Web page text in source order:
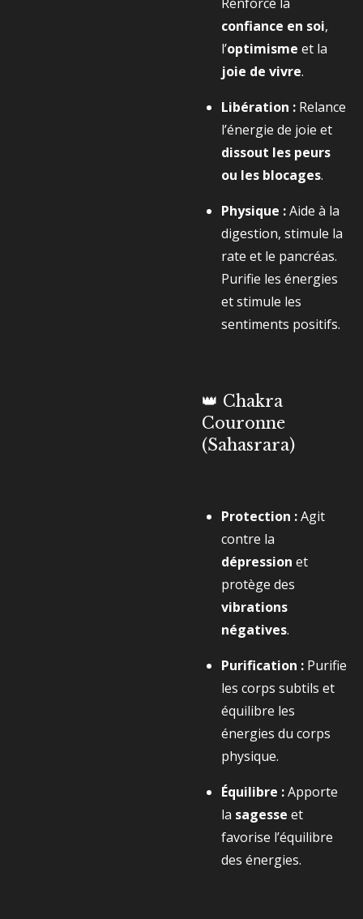
confiance en soi,
l’optimisme et la
joie de vivre.
Libération : Relance
l’énergie de joie et
dissout les peurs
ou les blocages.
Physique :Aide à la
digestion, stimule la
rate et le pancréas.
Purifie les énergies
et stimule les
sentiments positifs.
👑 Chakra
Couronne
(Sahasrara)
Protection :Agit
contre la
dépression et
protège des
vibrations
négatives.
Purification : Purifie
les corps subtils et
équilibre les
énergies du corps
physique.
Équilibre :Apporte
la sagesse et
favorise l’équilibre
des énergies.